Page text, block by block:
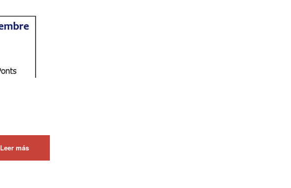
Leer más